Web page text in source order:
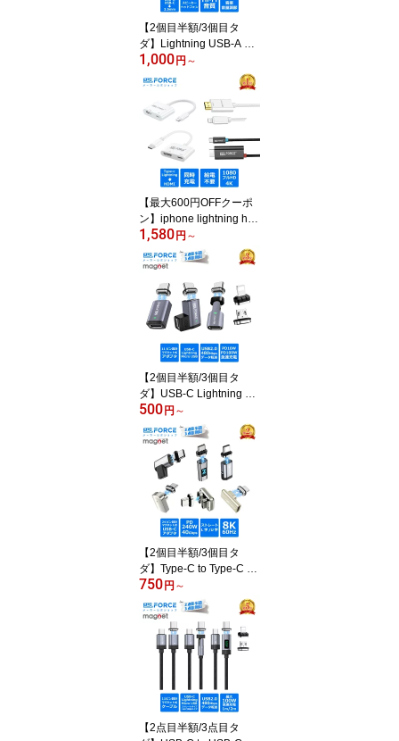
【2個目半額/3個目タ
ダ】Lightning USB-A US
B-C 3.5mm 変換アダプタ
ライトニング 3.5mm iPh
one Type-C usb lightning
イヤホン変換アダプタ イ
ヤホンジャック ヘッドフ
ォンジャック HIFI音質 通
話/音楽 音量調節対応 am
8261 送料無料
1,000円 ～
【最大600円OFFクーポ
ン】iphone lightning hd
mi 変換アタブター USB-
C ライトニング HDMI変
換ケーブル 音声同期出力
ゲーム遅延なし 充電ポー
ト付き 設定不要 簡単接
続 【IOS12~18対応】 iP
hone14/13/15/16//17/iPa
d対応 テレビに映す 108
0P am8266d 送料無料
1,580円 ～
【2個目半額/3個目タ
ダ】USB-C Lightning Mi
cro USB マグネット式 変
換アダプタ 磁気吸着 磁
性アダプター 磁石 PD充
電 100W 480Mbps デー
タ転送 軽量 小型 usb-c m
icrousb lightning タイプ
Cからライトニング変換
コネクタ 急速充電 tz676
8 送料無料
500円 ～
【2個目半額/3個目タ
ダ】Type-C to Type-C マ
グネット式 24ピン 変換
アダプタ ストレート L字
U字 240W 8K60Hz USB
3.2 GEN2 40Gbps typec
ハブ typec USB-C マグネ
15/16/17シリーズ対応 送
料無料
750円 ～
【2点目半額/3点目タ